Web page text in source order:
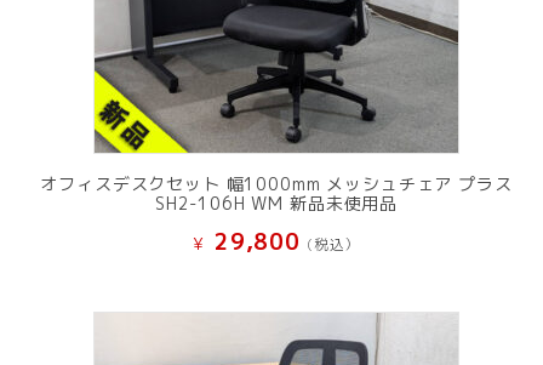
オフィスデスクセット 幅1000mm メッシュチェア プラス
SH2-106H WM 新品未使用品
¥ 29,800 (税込）